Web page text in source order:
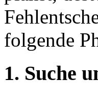
folgende
1. Suche